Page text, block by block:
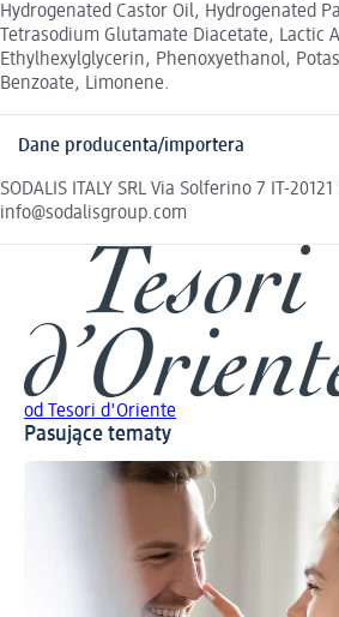
Hydrogenated Castor Oil, Hydrogenated
Tetrasodium Glutamate Diacetate, Lactic
Ethylhexylglycerin, Phenoxyethanol,
Benzoate, Limonene.
Dane producenta/importera
SODALIS ITALY SRL Via Solferino 7 IT-
info@sodalisgroup.com
od Tesori d'Oriente
Pasujące tematy